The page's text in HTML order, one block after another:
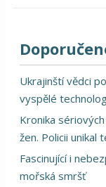
Ukrajinští vědci
vyspělé
Kronika
žen. Policii unikal
Fascinující i
mořská smršť